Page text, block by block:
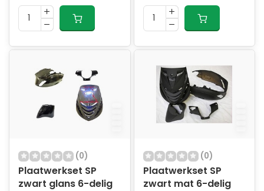
(0)
Plaatwerkset SP
zwart glans 6-delig
(0)
Plaatwerkset SP
zwart mat 6-delig